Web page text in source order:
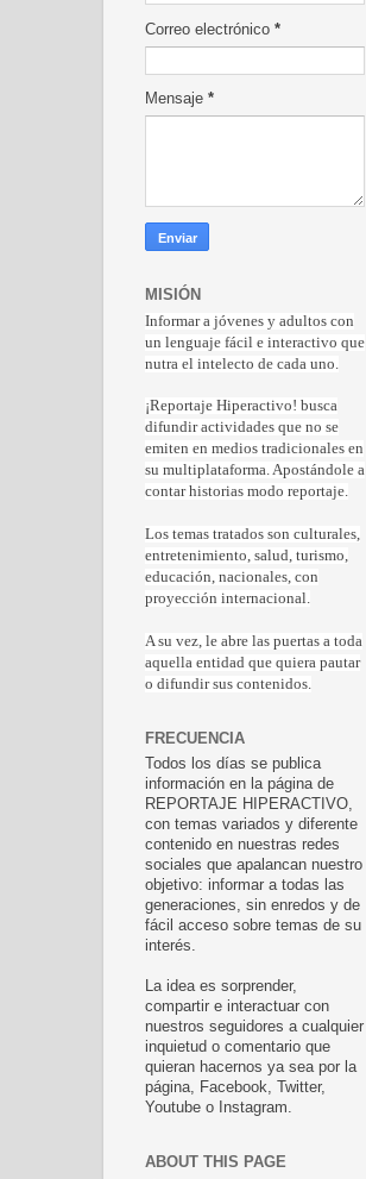
Correo electrónico *
Mensaje *
MISIÓN
Informar a jóvenes y adultos con
un lenguaje fácil e interactivo que
nutra el intelecto de cada uno.
¡Reportaje Hiperactivo! busca
difundir actividades que no se
emiten en medios tradicionales en
su multiplataforma. Apostándole a
contar historias modo reportaje.
Los temas tratados son culturales,
entretenimiento, salud, turismo,
educación, nacionales, con
proyección internacional.
A su vez, le abre las puertas a toda
aquella entidad que quiera pautar
o difundir sus contenidos.
FRECUENCIA
Todos los días se publica
información en la página de
REPORTAJE HIPERACTIVO,
con temas variados y diferente
contenido en nuestras redes
sociales que apalancan nuestro
objetivo: informar a todas las
generaciones, sin enredos y de
fácil acceso sobre temas de su
interés.
La idea es sorprender,
compartir e interactuar con
nuestros seguidores a cualquier
inquietud o comentario que
quieran hacernos ya sea por la
página, Facebook, Twitter,
Youtube o Instagram.
ABOUT THIS PAGE